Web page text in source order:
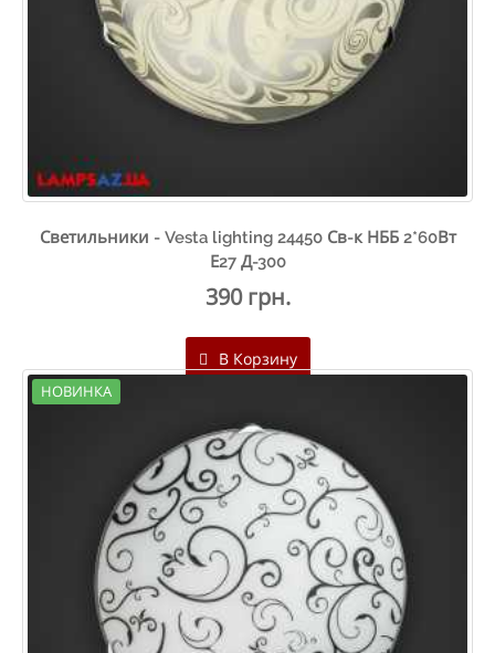
Светильники - Vesta lighting 24450 Св-к НББ 2*60Вт
Е27 Д-300
390 грн.
В Корзину
НОВИНКА